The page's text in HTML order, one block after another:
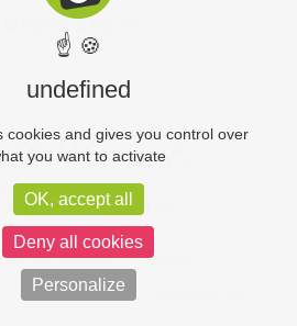
Veniant,
Allier /04 70 43 98 05
de confidentialité Mentions
☝ 🍪
undefined
cookies and gives you control over
you want to activate
OK, accept all
Deny all cookies
Personalize